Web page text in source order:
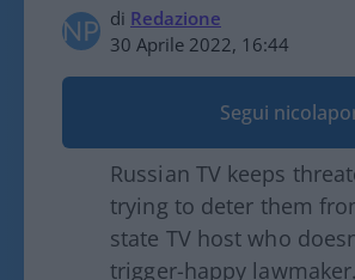
di Redazione
30 Aprile 2022, 16:44
Segui
Russian TV keeps
trying to deter them
state TV host who
trigger-happy lawmaker.